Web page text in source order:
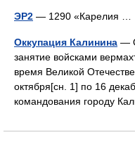
ЭР2 — 1290 «Карелия …
Оккупация Калинина —
занятие войсками
время Великой
октября[сн. 1] по 16
командования городу